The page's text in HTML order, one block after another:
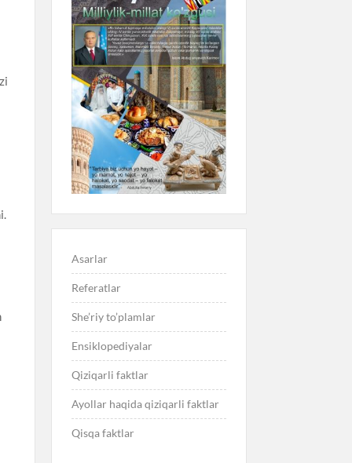
Asarlar
Referatlar
She’riy to’plamlar
Ensiklopediyalar
Qiziqarli faktlar
Ayollar haqida qiziqarli faktlar
Qisqa faktlar